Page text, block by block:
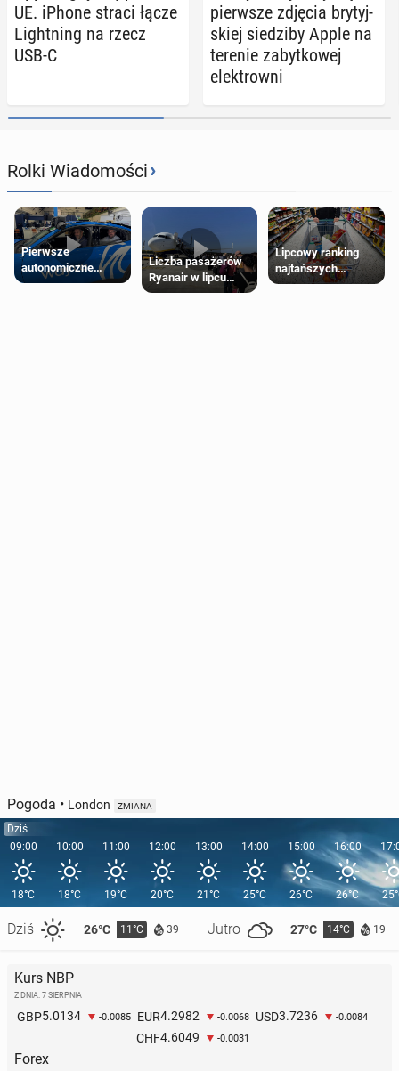
UE. iPhone straci łącze
Li­ght­ning na rzecz
USB-C
pierw­sze zdjęcia bry­tyj­
skiej sie­dzi­by Apple na
terenie za­byt­ko­wej
elek­trow­ni
Rolki Wiadomości›
Pierwsze
autonomiczne
Ubery pojawią się
Liczba pasażerów
Ryanair w lipcu
pobiła rekord
Lipcowy ranking
najtańszych
supermarketów
Pogoda • London ZMIANA
Dziś
09:00
18°C
Dziś 26°C 11°C 39 Jutro 27°C 14°C 19
10:00
18°C
11:00
19°C
12:00
20°C
13:00
21°C
14:00
25°C
15:00
26°C
16:00
26°C
Kurs NBP
Z DNIA: 7 SIERPNIA
GBP5.0134 -0.0085 EUR4.2982 -0.0068 USD3.7236 -0.0084
CHF4.6049 -0.0031
Forex